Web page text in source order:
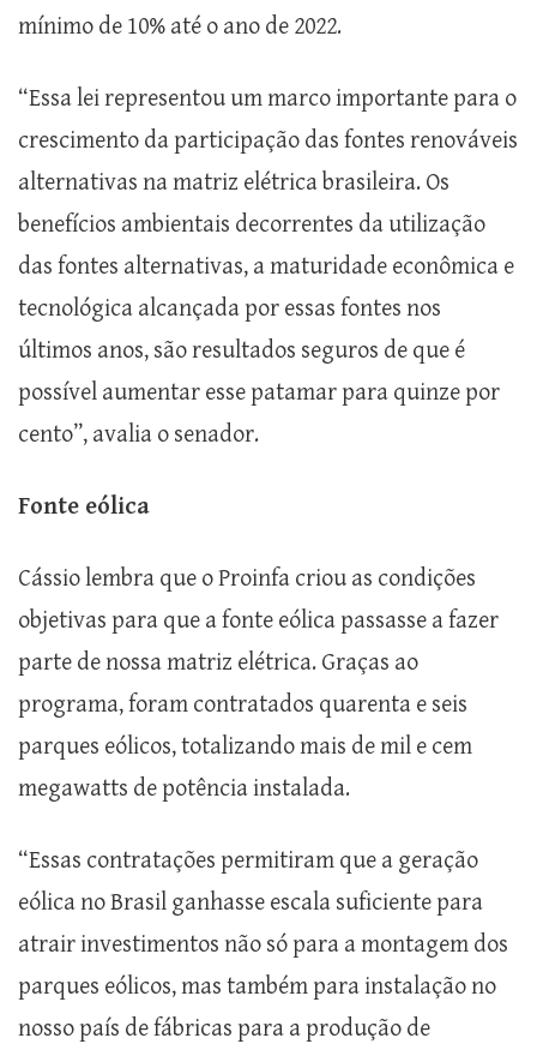
mínimo de 10% até o ano de 2022.
“Essa lei representou um marco importante para o
crescimento da participação das fontes renováveis
alternativas na matriz elétrica brasileira. Os
benefícios ambientais decorrentes da utilização
das fontes alternativas, a maturidade econômica e
tecnológica alcançada por essas fontes nos
últimos anos, são resultados seguros de que é
possível aumentar esse patamar para quinze por
cento”, avalia o senador.
Fonte eólica
Cássio lembra que o Proinfa criou as condições
objetivas para que a fonte eólica passasse a fazer
parte de nossa matriz elétrica. Graças ao
programa, foram contratados quarenta e seis
parques eólicos, totalizando mais de mil e cem
megawatts de potência instalada.
“Essas contratações permitiram que a geração
eólica no Brasil ganhasse escala suficiente para
atrair investimentos não só para a montagem dos
parques eólicos, mas também para instalação no
nosso país de fábricas para a produção de